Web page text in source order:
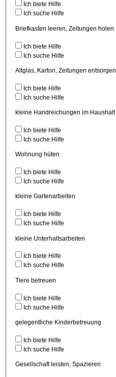
Ich biete Hilfe
Ich suche Hilfe
Briefkasten leeren, Zeitungen holen
Ich biete Hilfe
Ich suche Hilfe
Altglas, Karton, Zeitungen entsorgen
Ich biete Hilfe
Ich suche Hilfe
kleine Handreichungen im Haushalt
Ich biete Hilfe
Ich suche Hilfe
Wohnung hüten
Ich biete Hilfe
Ich suche Hilfe
kleine Gartenarbeiten
Ich biete Hilfe
Ich suche Hilfe
kleine Unterhaltsarbeiten
Ich biete Hilfe
Ich suche Hilfe
Tiere betreuen
Ich biete Hilfe
Ich suche Hilfe
gelegentliche Kinderbetreuung
Ich biete Hilfe
Ich suche Hilfe
Gesellschaft leisten, Spazieren